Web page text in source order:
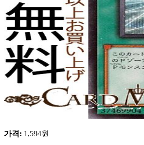
가격: 1,594원